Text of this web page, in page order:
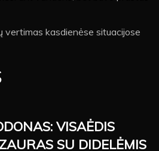
vertimas kasdienėse situacijose
VISAĖDIS
SU DIDELĖMIS